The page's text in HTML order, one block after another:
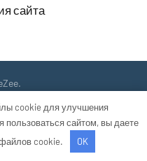
сайта
cookie для улучшения
пользоваться сайтом, вы даете
cookie.
OK